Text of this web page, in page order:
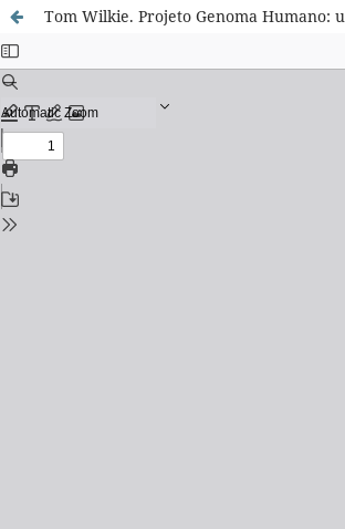
Tom Wilkie. Projeto Genoma Humano: